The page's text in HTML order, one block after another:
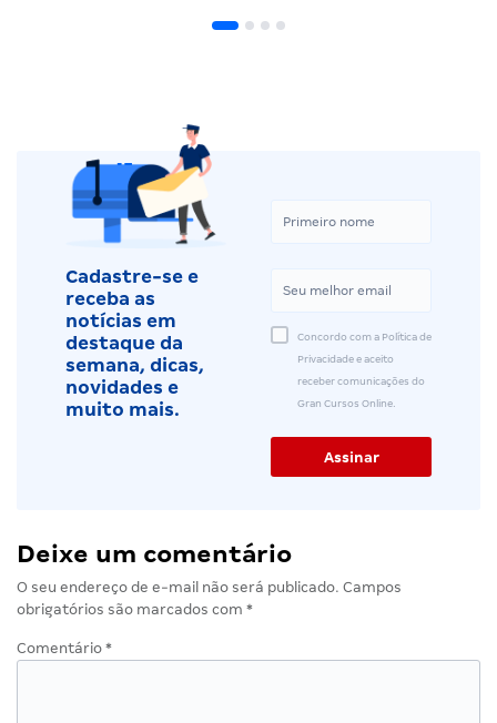
Cadastre-se e
receba as
notícias em
destaque da
semana, dicas,
novidades e
muito mais.
Concordo com a Política de
Privacidade e aceito
receber comunicações do
Gran Cursos Online.
Deixe um comentário
O seu endereço de e-mail não será publicado. Campos
obrigatórios são marcados com *
Comentário *